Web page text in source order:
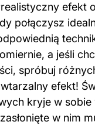
efekt
połączysz
a jeśli
spróbuj
efekt!
kryje w sobie
w nim